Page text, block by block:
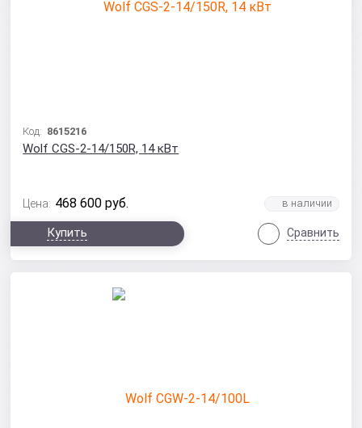
Код: 8615216
Wolf CGS-2-14/150R, 14 кВт
Цена: 468 600 руб.
Купить Сравнить